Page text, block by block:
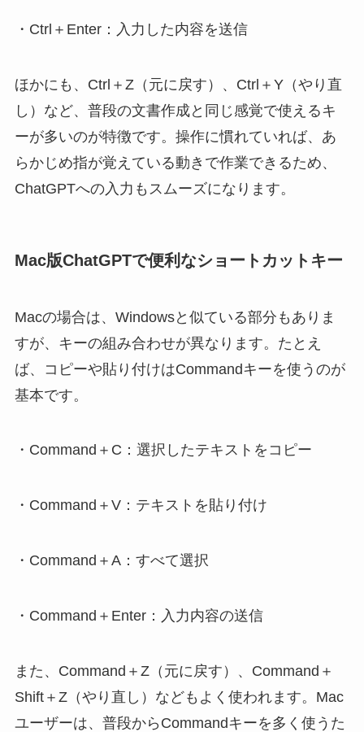
・Ctrl＋Enter：入力した内容を送信
ほかにも、Ctrl＋Z（元に戻す）、Ctrl＋Y（やり直
し）など、普段の文書作成と同じ感覚で使えるキ
ーが多いのが特徴です。操作に慣れていれば、あ
らかじめ指が覚えている動きで作業できるため、
ChatGPTへの入力もスムーズになります。
Mac版ChatGPTで便利なショートカットキー
Macの場合は、Windowsと似ている部分もありま
すが、キーの組み合わせが異なります。たとえ
ば、コピーや貼り付けはCommandキーを使うのが
基本です。
・Command＋C：選択したテキストをコピー
・Command＋V：テキストを貼り付け
・Command＋A：すべて選択
・Command＋Enter：入力内容の送信
また、Command＋Z（元に戻す）、Command＋
Shift＋Z（やり直し）などもよく使われます。Mac
ユーザーは、普段からCommandキーを多く使うた